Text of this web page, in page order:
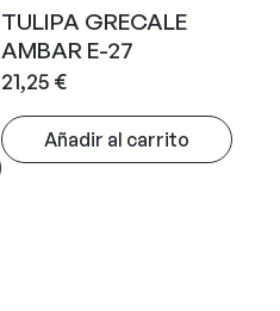
TULIPA GRECALE
AMBAR E-27
21,25 €
Añadir al carrito